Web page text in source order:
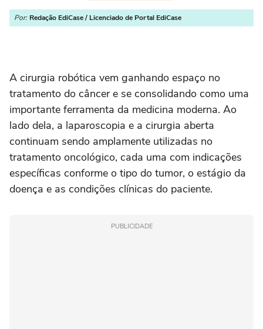
Por: Redação EdiCase / Licenciado de Portal EdiCase
A cirurgia robótica vem ganhando espaço no
tratamento do câncer e se consolidando como uma
importante ferramenta da medicina moderna. Ao
lado dela, a laparoscopia e a cirurgia aberta
continuam sendo amplamente utilizadas no
tratamento oncológico, cada uma com indicações
específicas conforme o tipo do tumor, o estágio da
doença e as condições clínicas do paciente.
PUBLICIDADE